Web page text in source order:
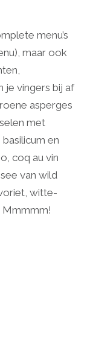
menu’s
maar ook
je vingers bij af
asperges
met
en
coq au vin
van wild
witte-
Mmmmm!